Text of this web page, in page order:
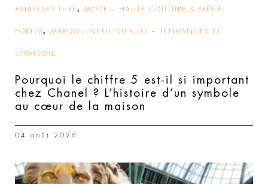
ANALYSES LUXE , MODE – HAUTE COUTURE & PRÊT-À-
PORTER, MAROQUINERIE DU LUXE – TENDANCES ET
STRATÉGIE
Pourquoi le chiffre 5 est-il si important
chez Chanel ? L’histoire d’un symbole
au cœur de la maison
04 août 2026